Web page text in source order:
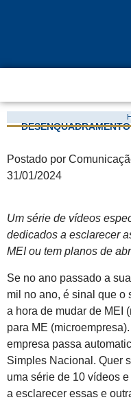
Postado por
31/01/2024
Um série de vídeos
dedicados a esclarecer
MEI ou tem planos de
Se no ano passado a
mil no ano, é sinal que o
a hora de mudar de MEI
para ME
empresa passa
Simples Nacional. Quer
uma série de 10 vídeos
a esclarecer essas e